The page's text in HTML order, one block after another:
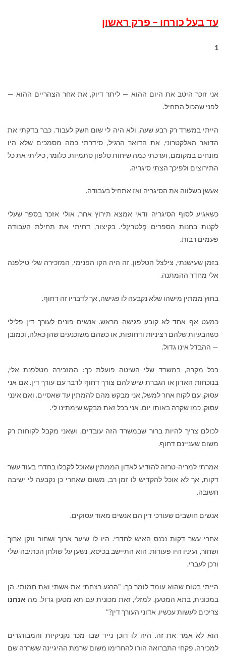
עד בעל כורחו – פרק ראשון
1
אני זוכר היטב את היום ההוא — ליתר דיוק, את אחר הצהריים ההוא —
לפני שהכול התחיל.
הייתי במשרד רק רבע שעה, ולא היה לי שום חשק לעבוד. כבר בדקתי את
הדואר האלקטרוני, את הדואר הרגיל, סידרתי כמה מסמכים שלא היו
מונחים במקומם, וערכתי כמה שיחות טלפון סתמיות. כלומר, כיליתי את כל
התירוצים ולפיכך הצתִּי סיגריה.
אעשן בשלווה את הסיגריה ואז אתחיל בעבודה.
כשאגיע לסוף הסיגריה ודאי אמצא תירוץ אחר. אולי אזכר בספר שעלי
לקנות בחנות הספרים פֶלטרינֶלי. בקיצור, דחיתי את תחילת העבודה
פעמים רבות.
בזמן שעישנתי, צילצל הטלפון. זה היה הקו הפנימי, המזכירה שלי טילפנה
אלי מחדר ההמתנה.
בחוץ ממתין מישהו שלא נקבעה לו פגישה, אך לדבריו זה דחוף.
כמעט אף אחד לא קובע פגישה מראש. אנשים פונים לעורך דין פלילי
כשהבעיות שלהם רציניות ודחופות, או כשהם משוכנעים שהן כאלה, וכמובן
— ההבדל אינו גדול.
בכל מקרה, במשרד שלי השיטה פועלת כך: המזכירה מטלפנת אלי,
בנוכחות האדון או הגברת שיש להם צורך דחוף לדבר עם עורך דין. אם אני
עסוק, עם לקוח אחר למשל, אני מבקש מהם להמתין עד שאסיים. ואם אינני
עסוק, כמו שקרה באותו יום, אני בכל זאת מבקש שימתינו לי.
לכולם צריך להיות ברור שבמשרד הזה עובדים, ושאני מקבל לקוחות רק
משום שעניינם דחוף.
אמרתי למריה-טרזה להודיע לאדון הממתין שאוכל לקבלו בחדרי בעוד עשר
דקות, אך לא אוכל להקדיש לו זמן רב, משום שאחרי כן נקבעה לי ישיבה
חשובה.
אנשים חושבים שעורכי דין הם אנשים מאוד עסוקים.
אחרי עשר דקות נכנס האיש לחדרי. היו לו שיער ארוך ושחור וזקן ארוך
ושחור, ועיניו היו פעורות. הוא התיישב בכיסא, נשען על שולחן הכתיבה שלי
ורכן לעברי.
הייתי בטוח שהוא עומד לומר כך: "הרגע רצחתי את אשתי ואת חמותי. הן
במכונית, בתא המטען. למזלי, זאת מכונית עם תא מטען גדול. מה אנחנו
צריכים לעשות עכשיו, אדוני העורך דין?"
הוא לא אמר את זה. היה לו דוכן נייד שבו מכר נקניקיות והמבורגרים
למכירה. פקחי התברואה הורו להחרימו משום שרמת ההיגיינה ששררה שם